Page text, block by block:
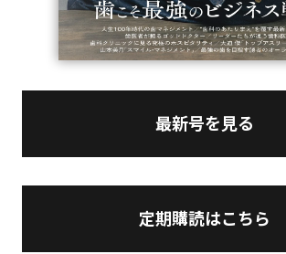
最新号を見る
定期購読はこちら